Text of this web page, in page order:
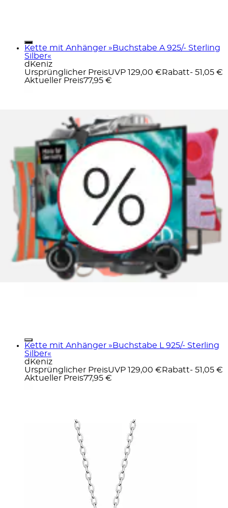
Kette mit Anhänger »Buchstabe A 925/- Sterling
Silber«
dKeniz
Ursprünglicher PreisUVP 129,00 € Rabatt- 51,05 €
Aktueller Preis77,95 €
Kette mit Anhänger »Buchstabe L 925/- Sterling
Silber«
dKeniz
Ursprünglicher PreisUVP 129,00 € Rabatt- 51,05 €
Aktueller Preis77,95 €